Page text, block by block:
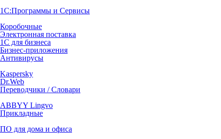
1С:Программы и Сервисы
Коробочные
Электронная поставка
1С для бизнеса
Бизнес-приложения
Антивирусы
Kaspersky
Dr.Web
Переводчики / Словари
ABBYY Lingvo
Прикладные
ПО для дома и офиса